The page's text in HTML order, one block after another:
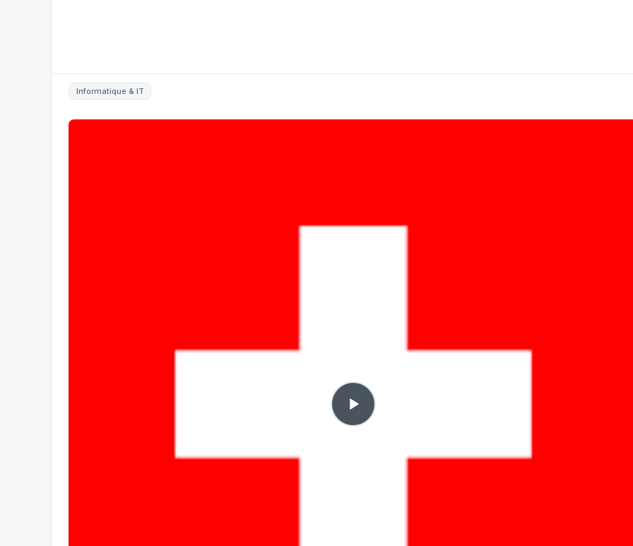
Informatique & IT